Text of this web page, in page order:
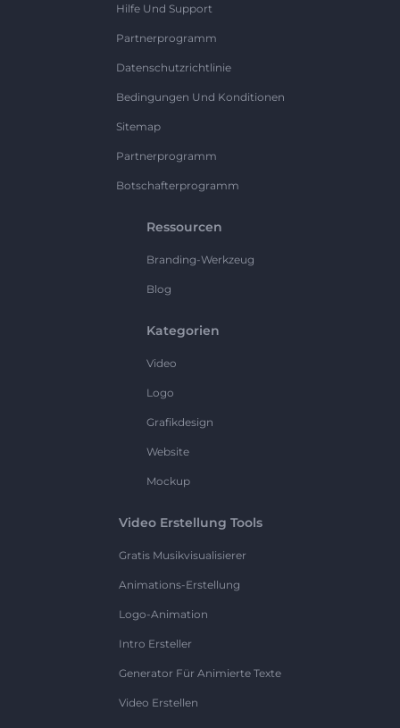
Hilfe Und Support
Partnerprogramm
Datenschutzrichtlinie
Bedingungen Und Konditionen
Sitemap
Partnerprogramm
Botschafterprogramm
Ressourcen
Branding-Werkzeug
Blog
Kategorien
Video
Logo
Grafikdesign
Website
Mockup
Video Erstellung Tools
Gratis Musikvisualisierer
Animations-Erstellung
Logo-Animation
Intro Ersteller
Generator Für Animierte Texte
Video Erstellen